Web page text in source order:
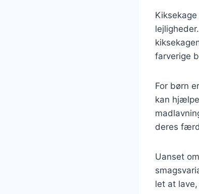
farverige
For børn
kan
deres
Uanset
let at